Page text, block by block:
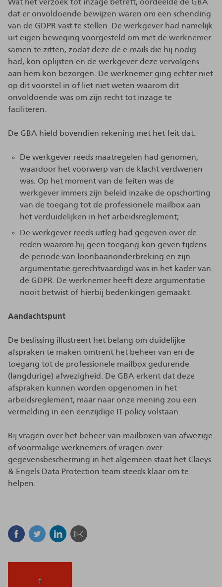
Wat het verzoek tot inzage betreft, oordeelde de GBA
dat er onvoldoende bewijzen waren om een schending
van de GDPR vast te stellen. De werkgever had namelijk
uit eigen beweging voorgesteld om met de werknemer
samen te zitten, zodat deze de e-mails die hij nodig
had, kon oplijsten en de werkgever deze vervolgens
aan hem kon bezorgen. De werknemer ging echter niet
op dit voorstel in of liet niet weten waarom dit
onvoldoende was om zijn recht tot inzage te
faciliteren.
De GBA hield bovendien rekening met het feit dat:
De werkgever reeds maatregelen had genomen,
waardoor het voorwerp van de klacht verdwenen
was. Op het moment van de feiten was de
werkgever immers zijn beleid inzake de opschorting
van de toegang tot de professionele mailbox aan
het verduidelijken in het arbeidsreglement;
De werkgever reeds uitleg had gegeven over de
reden waarom hij geen toegang kon geven tijdens
de periode van loonbaanonderbreking en zijn
argumentatie gerechtvaardigd was in het kader van
de GDPR. De werknemer heeft deze argumentatie
nooit betwist of hierbij bedenkingen gemaakt.
Aandachtspunt
De beslissing illustreert het belang om duidelijke
afspraken te maken omtrent het beheer van en de
toegang tot de professionele mailbox gedurende
(langdurige) afwezigheid. De GBA erkent dat deze
afspraken kunnen worden opgenomen in het
arbeidsreglement, maar naar onze mening zou een
vermelding in een eenzijdige IT-policy volstaan.
Bij vragen over het beheer van mailboxen van afwezige
of voormalige werknemers of vragen over
gegevensbescherming in het algemeen staat het Claeys
& Engels Data Protection team steeds klaar om te
helpen.
Facebook
TwitterLinkedinE-mail